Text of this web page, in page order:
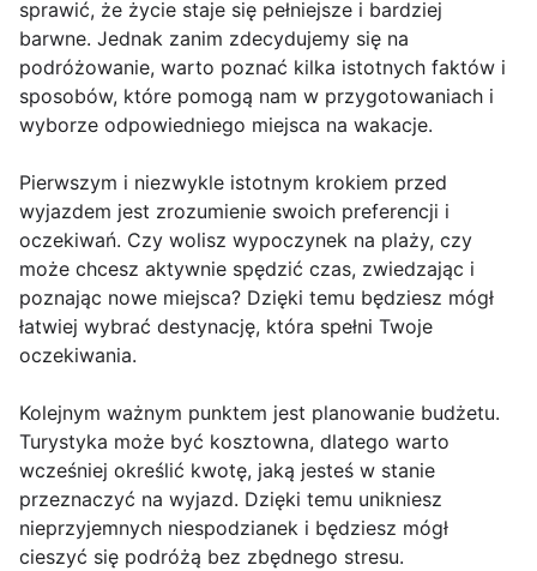
sprawić, że życie staje się pełniejsze i bardziej
barwne. Jednak zanim zdecydujemy się na
podróżowanie, warto poznać kilka istotnych faktów i
sposobów, które pomogą nam w przygotowaniach i
wyborze odpowiedniego miejsca na wakacje.
Pierwszym i niezwykle istotnym krokiem przed
wyjazdem jest zrozumienie swoich preferencji i
oczekiwań. Czy wolisz wypoczynek na plaży, czy
może chcesz aktywnie spędzić czas, zwiedzając i
poznając nowe miejsca? Dzięki temu będziesz mógł
łatwiej wybrać destynację, która spełni Twoje
oczekiwania.
Kolejnym ważnym punktem jest planowanie budżetu.
Turystyka może być kosztowna, dlatego warto
wcześniej określić kwotę, jaką jesteś w stanie
przeznaczyć na wyjazd. Dzięki temu unikniesz
nieprzyjemnych niespodzianek i będziesz mógł
cieszyć się podróżą bez zbędnego stresu.